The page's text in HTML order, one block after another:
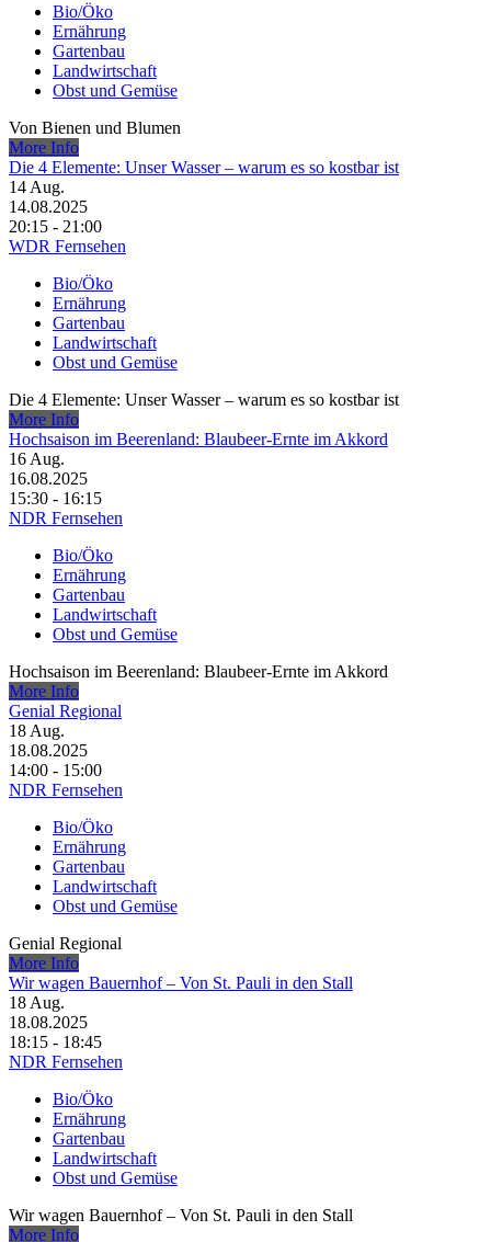
Bio/Öko
Ernährung
Gartenbau
Landwirtschaft
Obst und Gemüse
Von Bienen und Blumen
More Info
Die 4 Elemente: Unser Wasser – warum es so kostbar ist
14 Aug.
14.08.2025
20:15 - 21:00
WDR Fernsehen
Bio/Öko
Ernährung
Gartenbau
Landwirtschaft
Obst und Gemüse
Die 4 Elemente: Unser Wasser – warum es so kostbar ist
More Info
Hochsaison im Beerenland: Blaubeer-Ernte im Akkord
16 Aug.
16.08.2025
15:30 - 16:15
NDR Fernsehen
Bio/Öko
Ernährung
Gartenbau
Landwirtschaft
Obst und Gemüse
Hochsaison im Beerenland: Blaubeer-Ernte im Akkord
More Info
Genial Regional
18 Aug.
18.08.2025
14:00 - 15:00
NDR Fernsehen
Bio/Öko
Ernährung
Gartenbau
Landwirtschaft
Obst und Gemüse
Genial Regional
More Info
Wir wagen Bauernhof – Von St. Pauli in den Stall
18 Aug.
18.08.2025
18:15 - 18:45
NDR Fernsehen
Bio/Öko
Ernährung
Gartenbau
Landwirtschaft
Obst und Gemüse
Wir wagen Bauernhof – Von St. Pauli in den Stall
More Info